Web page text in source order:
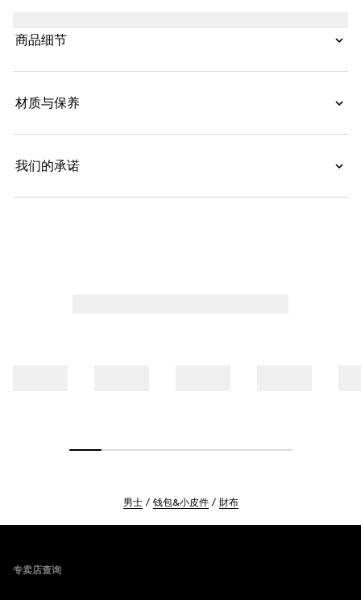
商品细节
材质与保养
我们的承诺
男士 钱包&小皮件 財布
专卖店查询